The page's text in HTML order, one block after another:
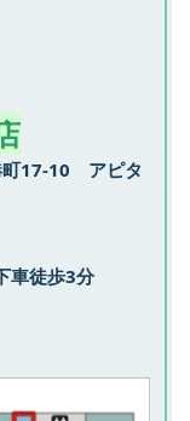
町17-10 アピタ
車徒歩3分